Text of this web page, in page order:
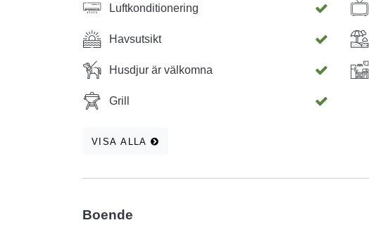
Luftkonditionering
Havsutsikt
Husdjur är välkomna
Grill
VISA ALLA
Boende